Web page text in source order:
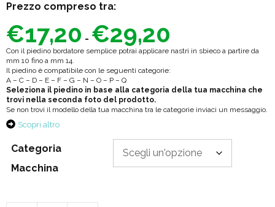
Prezzo compreso tra:
€17,20 - €29,20 prezzo:
da
€29,20
Con il piedino bordatore semplice potrai applicare nastri in sbieco a partire da
mm 10 fino a mm 14.
Il piedino è compatibile con le seguenti categorie:
A – C – D – E – F – G – N – O – P – Q
Seleziona il piedino in base alla categoria della tua macchina che
trovi nella seconda foto del prodotto.
Se non trovi il modello della tua macchina tra le categorie inviaci un messaggio.
Scopri altro
Categoria
Macchina